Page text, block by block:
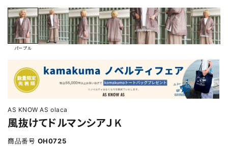
パープル
AS KNOW AS olaca
風抜けてドルマンシアＪＫ
商品番号 OH0725